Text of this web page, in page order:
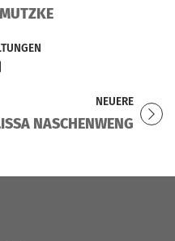
NEUERE
für Veranstaltung
NASCHENWENG